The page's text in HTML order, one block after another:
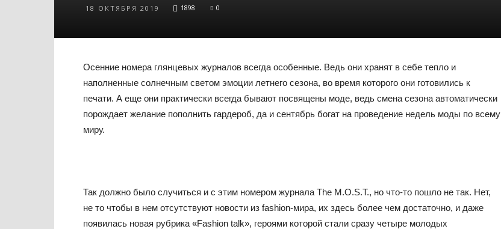
18 ОКТЯБРЯ 2019 1898 0
Осенние номера глянцевых журналов всегда особенные. Ведь они хранят в себе тепло и
наполненные солнечным светом эмоции летнего сезона, во время которого они готовились к
печати. А еще они практически всегда бывают посвящены моде, ведь смена сезона автоматически
порождает желание пополнить гардероб, да и сентябрь богат на проведение недель моды по всему
миру.
Так должно было случиться и с этим номером журнала The M.O.S.T., но что-то пошло не так. Нет,
не то чтобы в нем отсутствуют новости из fashion-мира, их здесь более чем достаточно, и даже
появилась новая рубрика «Fashion talk», героями которой стали сразу четыре молодых